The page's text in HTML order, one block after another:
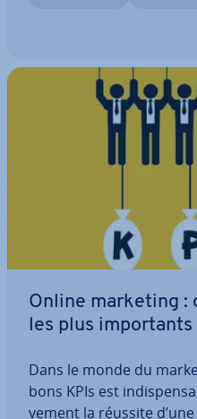
Online marketing :
les plus im­por­tants
Dans le monde du
bons KPIs est
ve­ment la réussite